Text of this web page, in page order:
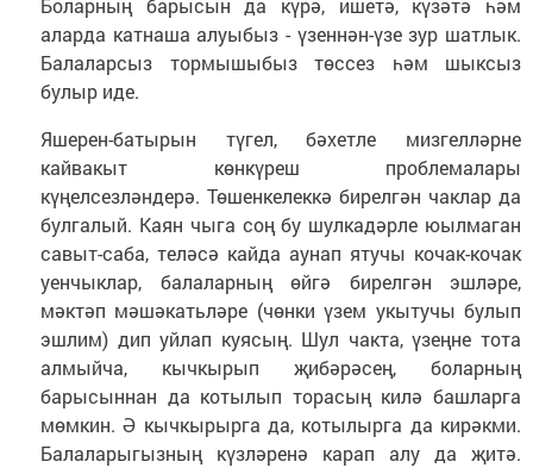
Боларның барысын да күрә, ишетә, күзәтә һәм
аларда катнаша алуыбыз - үзеннән-үзе зур шатлык.
Балаларсыз тормышыбыз төссез һәм шыксыз
булыр иде.
Яшерен-батырын түгел, бәхетле мизгелләрне
кайвакыт көнкүреш проблемалары
күңелсезләндерә. Төшенкелеккә бирелгән чаклар да
булгалый. Каян чыга соң бу шулкадәрле юылмаган
савыт-саба, теләсә кайда аунап ятучы кочак-кочак
уенчыклар, балаларның өйгә бирелгән эшләре,
мәктәп мәшәкатьләре (чөнки үзем укытучы булып
эшлим) дип уйлап куясың. Шул чакта, үзеңне тота
алмыйча, кычкырып җибәрәсең, боларның
барысыннан да котылып торасың килә башларга
мөмкин. Ә кычкырырга да, котылырга да кирәкми.
Балаларыгызның күзләренә карап алу да җитә.